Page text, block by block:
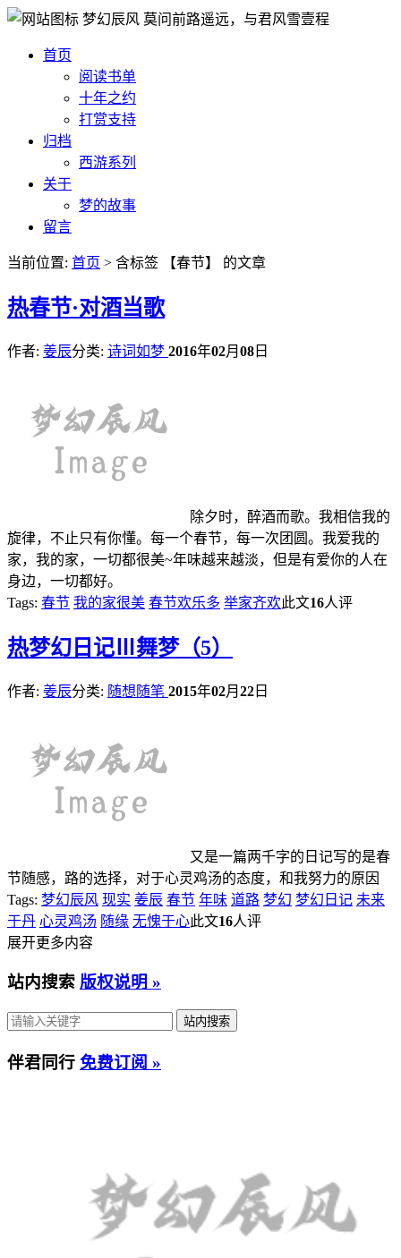
梦幻辰风 莫问前路遥远，与君风雪壹程
首页
阅读书单
十年之约
打赏支持
归档
西游系列
关于
梦的故事
留言
当前位置: 首页 > 含标签 【春节】 的文章
热春节·对酒当歌
作者: 姜辰分类: 诗词如梦 2016年02月 08 日
除夕时，醉酒而歌。我相信我的
旋律，不止只有你懂。每一个春节，每一次团圆。我爱我的
家，我的家，一切都很美~年味越来越淡，但是有爱你的人在
身边，一切都好。
Tags: 春节 我的家很美 春节欢乐多 举家齐欢此文16人评
热梦幻日记Ⅲ舞梦（5）
作者: 姜辰分类: 随想随笔 2015年02月 22 日
又是一篇两千字的日记写的是春
节随感，路的选择，对于心灵鸡汤的态度，和我努力的原因
Tags: 梦幻辰风 现实 姜辰 春节 年味 道路 梦幻 梦幻日记 未来
于丹 心灵鸡汤 随缘 无愧于心此文16人评
展开更多内容
站内搜索 版权说明 »
伴君同行 免费订阅 »